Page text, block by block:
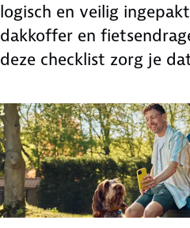
logisch en veilig
dakkoffer en
deze checklist zorg je